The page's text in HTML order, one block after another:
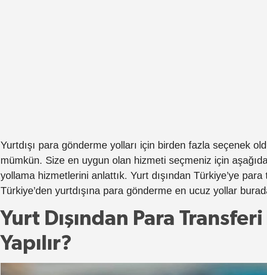
Yurtdışı para gönderme yolları için birden fazla seçenek
mümkün. Size en uygun olan hizmeti seçmeniz için
yollama hizmetlerini anlattık. Yurt dışından Türkiye’ye
Türkiye’den yurtdışına para gönderme en ucuz yollar
Yurt Dışından Para Transferi
Yapılır?